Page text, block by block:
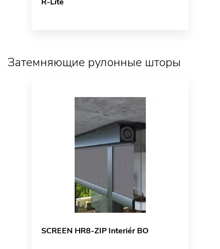
Затемняющие рулонные шторы
SCREEN HR8-ZIP Interiér BO